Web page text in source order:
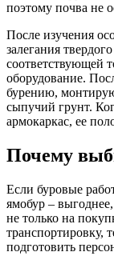
поэтому почва не
После изучения
залегания
соответствующей
оборудование.
бурению,
сыпучий грунт.
армокаркас, ее
Почему
Если буровые
ямобур –
не только на
транспортировку,
подготовить